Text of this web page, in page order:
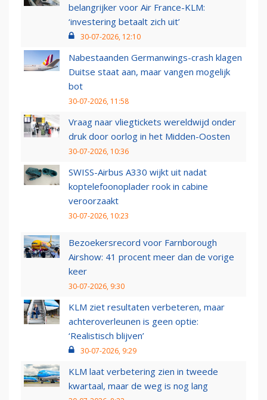
belangrijker voor Air France-KLM:
‘investering betaalt zich uit’
30-07-2026, 12:10
Nabestaanden Germanwings-crash klagen
Duitse staat aan, maar vangen mogelijk
bot
30-07-2026, 11:58
Vraag naar vliegtickets wereldwijd onder
druk door oorlog in het Midden-Oosten
30-07-2026, 10:36
SWISS-Airbus A330 wijkt uit nadat
koptelefoonoplader rook in cabine
veroorzaakt
30-07-2026, 10:23
Bezoekersrecord voor Farnborough
Airshow: 41 procent meer dan de vorige
keer
30-07-2026, 9:30
KLM ziet resultaten verbeteren, maar
achteroverleunen is geen optie:
‘Realistisch blijven’
30-07-2026, 9:29
KLM laat verbetering zien in tweede
kwartaal, maar de weg is nog lang